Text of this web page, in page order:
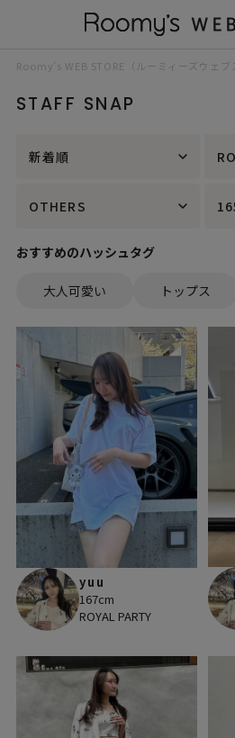
Roomy’s WEB STORE（ルーミィーズウェブ
STAFF SNAP
新着順
OTHERS
おすすめのハッシュタグ
大人可愛い トップス
yuu
167cm
ROYAL PARTY